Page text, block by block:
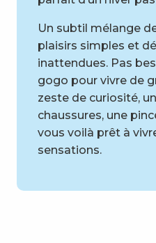
Un subtil mélange
plaisirs simples et
inattendues. Pas
gogo pour vivre de
zeste de curiosité,
chaussures, une
vous voilà prêt à
sensations.